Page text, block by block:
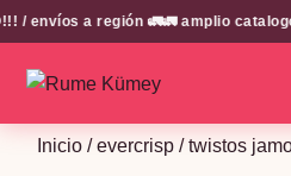
envíos a región 🚛🚛 amplio catalogo
Inicio /evercrisp / twistos